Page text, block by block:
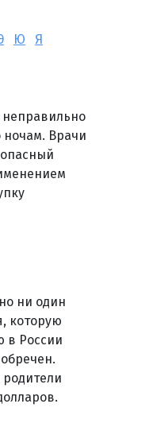
Ю Я
ночам. Врачи
ни один
которую
в России